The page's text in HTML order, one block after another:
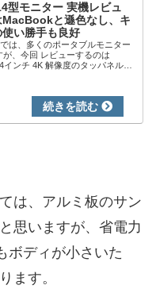
型モニター 実機レビュ
MacBookと遜色なし、キ
い勝手も良好
は、多くのポータブルモニター
、今回 レビューするのは
インチ 4K 解像度のタッパネルを
は、アルミ板のサン
思いますが、省電力
ボディが小さいた
ます。